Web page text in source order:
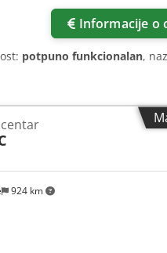
Informacije o
potpuno funkcionalan,
924 km